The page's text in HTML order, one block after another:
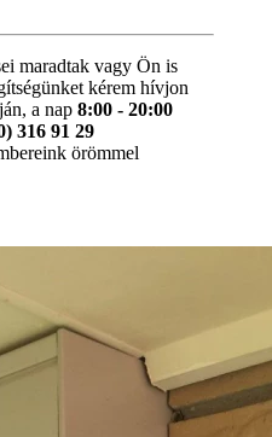
maradtak vagy Ön is
kérem hívjon
a nap 8:00 - 20:00
316 91 29
örömmel